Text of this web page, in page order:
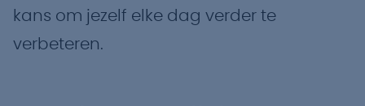
kans om jezelf elke dag verder te
verbeteren.